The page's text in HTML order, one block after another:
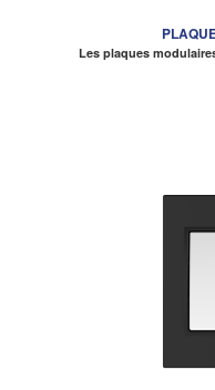
Les plaques